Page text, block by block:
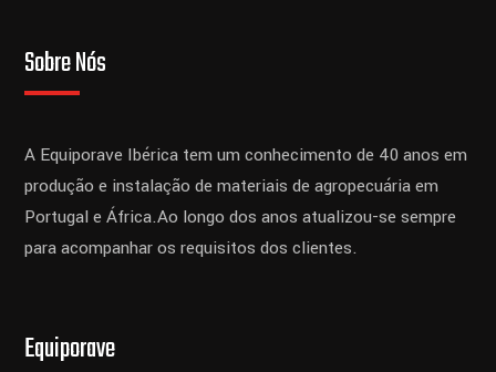
Sobre Nós
A Equiporave Ibérica tem um conhecimento de 40 anos em
produção e instalação de materiais de agropecuária em
Portugal e África.Ao longo dos anos atualizou-se sempre
para acompanhar os requisitos dos clientes.
Equiporave